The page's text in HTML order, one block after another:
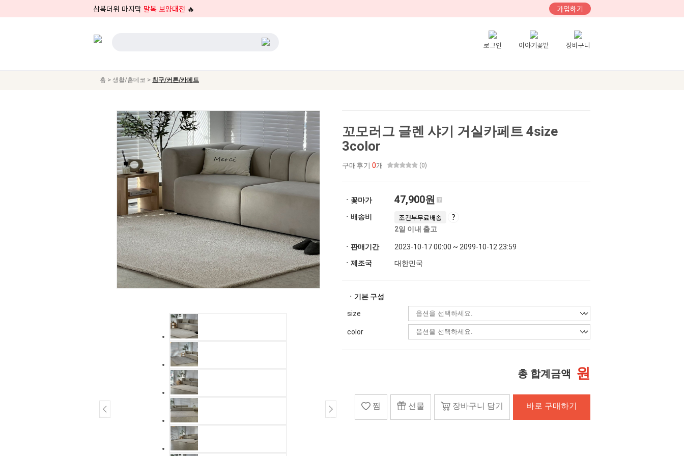
삼복더위 마지막 말복 보양대전 🔥 가입하기
로그인 이야기꽃밭 장바구니
홈 > 생활/홈데코 > 침구/커튼/카페트
꼬모러그 글렌 샤기 거실카페트 4size
3color
구매후기 0개 (0)
ㆍ꽃마가 47,900원
ㆍ배송비 조건부무료배송
2일 이내 출고
ㆍ판매기간
2023-10-17 00:00 ~ 2099-10-12 23:59
ㆍ제조국
대한민국
ㆍ기본 구성
size
color
총 합계금액 원
찜 선물 장바구니 담기 바로 구매하기